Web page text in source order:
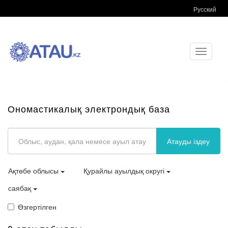
Русский
Toggle
Ономастикалық электрондық база
Атауды іздеу
Ақтөбе облысы
Қурайлы ауылдық округі
саябақ
Өзгертілген